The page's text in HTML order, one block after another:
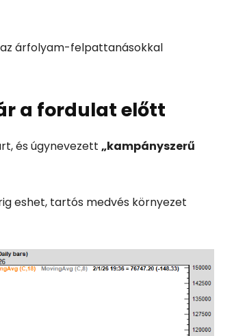
az árfolyam-felpattanásokkal
a fordulat előtt
és úgynevezett „kampányszerű
eshet, tartós medvés környezet